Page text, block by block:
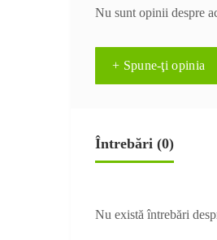
Nu sunt opinii despre
+ Spune-ţi opinia
Întrebări (0)
Nu există întrebări